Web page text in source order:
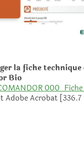
la fiche technique
Bio
Adobe Acrobat [336.7